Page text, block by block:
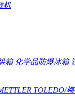
机
箱 化学品防爆冰箱
TOLEDO/